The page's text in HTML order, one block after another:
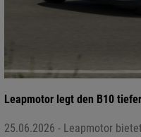
Leapmotor legt den B10 tiefer
25.06.2026 - Leapmotor